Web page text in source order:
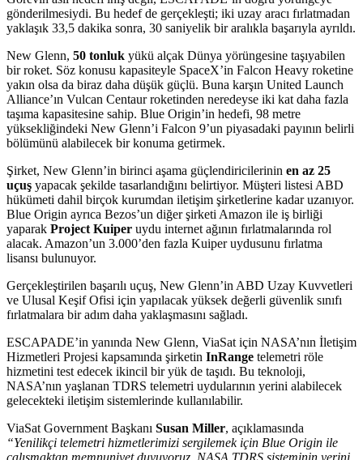
gönderilmesiydi. Bu hedef de gerçekleşti; iki uzay aracı fırlatmadan
yaklaşık 33,5 dakika sonra, 30 saniyelik bir aralıkla başarıyla ayrıldı.
New Glenn, 50 tonluk yükü alçak Dünya yörüngesine taşıyabilen
bir roket. Söz konusu kapasiteyle SpaceX’in Falcon Heavy roketine
yakın olsa da biraz daha düşük güçlü. Buna karşın United Launch
Alliance’ın Vulcan Centaur roketinden neredeyse iki kat daha fazla
taşıma kapasitesine sahip. Blue Origin’in hedefi, 98 metre
yüksekliğindeki New Glenn’i Falcon 9’un piyasadaki payının belirli
bölümünü alabilecek bir konuma getirmek.
Şirket, New Glenn’in birinci aşama güçlendiricilerinin en az 25
uçuş yapacak şekilde tasarlandığını belirtiyor. Müşteri listesi ABD
hükümeti dahil birçok kurumdan iletişim şirketlerine kadar uzanıyor.
Blue Origin ayrıca Bezos’un diğer şirketi Amazon ile iş birliği
yaparak Project Kuiper uydu internet ağının fırlatmalarında rol
alacak. Amazon’un 3.000’den fazla Kuiper uydusunu fırlatma
lisansı bulunuyor.
Gerçekleştirilen başarılı uçuş, New Glenn’in ABD Uzay Kuvvetleri
ve Ulusal Keşif Ofisi için yapılacak yüksek değerli güvenlik sınıfı
fırlatmalara bir adım daha yaklaşmasını sağladı.
ESCAPADE’in yanında New Glenn, ViaSat için NASA’nın İletişim
Hizmetleri Projesi kapsamında şirketin InRange telemetri röle
hizmetini test edecek ikincil bir yük de taşıdı. Bu teknoloji,
NASA’nın yaşlanan TDRS telemetri uydularının yerini alabilecek
gelecekteki iletişim sistemlerinde kullanılabilir.
ViaSat Government Başkanı Susan Miller, açıklamasında
“Yenilikçi telemetri hizmetlerimizi sergilemek için Blue Origin ile
çalışmaktan memnuniyet duyuyoruz. NASA TDRS sisteminin yerini